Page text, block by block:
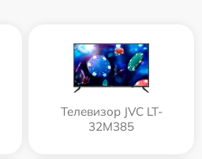
Телевизор JVC LT-
32M385